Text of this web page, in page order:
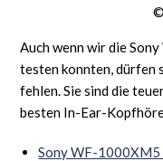
Auch wenn wir die
testen konnten, dürfen
fehlen. Sie sind die
besten In-Ear-
Sony WF-1000XM5